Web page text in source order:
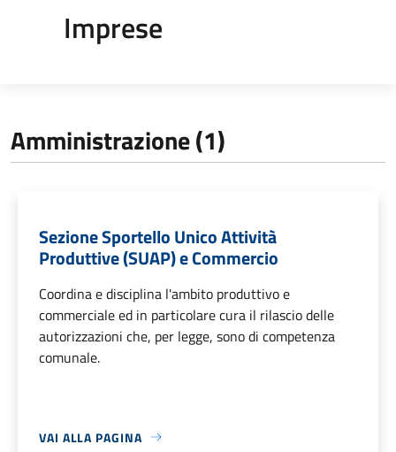
Imprese
Amministrazione (1)
Sezione Sportello Unico Attività
Produttive (SUAP) e Commercio
Coordina e disciplina l'ambito produttivo e
commerciale ed in particolare cura il rilascio delle
autorizzazioni che, per legge, sono di competenza
comunale.
VAI ALLA PAGINA